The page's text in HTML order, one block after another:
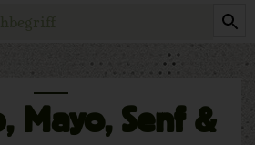
Mayo, Senf &